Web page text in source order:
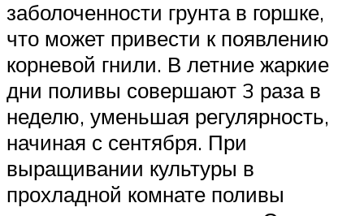
заболоченности грунта в горшке,
что может привести к появлению
корневой гнили. В летние жаркие
дни поливы совершают 3 раза в
неделю, уменьшая регулярность,
начиная с сентября. При
выращивании культуры в
прохладной комнате поливы